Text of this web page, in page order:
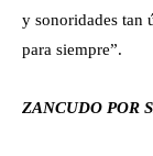
y sonoridades tan
para siempre”.
ZANCUDO POR